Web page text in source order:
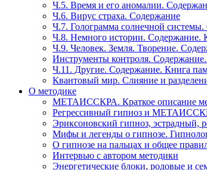
Ч.5. Время и его аномалии.
Ч.6. Вирус страха. Содержание
Ч.7. Голограмма солнечной
Ч.8. Немного истории. Содержание.
Ч.9. Человек. Земля. Творение.
Инструменты контроля.
Ч.11. Другие. Содержание. Книга
Квантовый мир. Слияние и
О методике
МЕТАИССКРА. Краткое описание
Регрессивный гипноз и
Эриксоновский гипноз,
Мифы и легенды о гипнозе.
О гипнозе на пальцах и общее
Интервью с автором методики
Энергетические блоки, родовые и